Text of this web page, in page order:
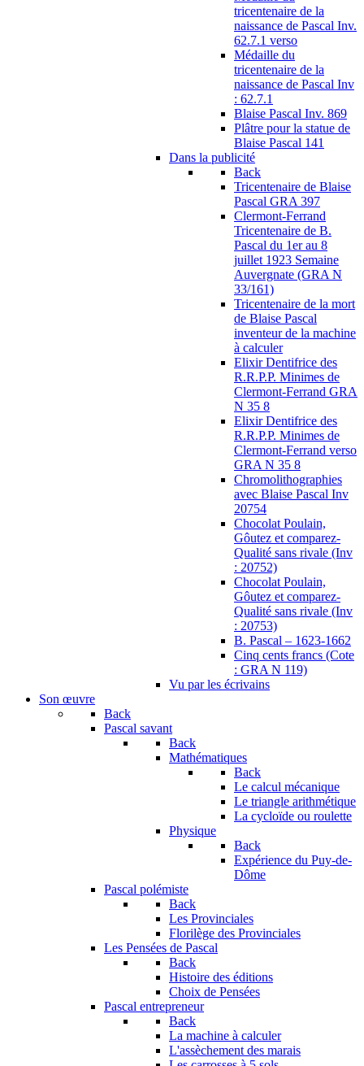
tricentenaire de la
naissance de Pascal Inv.
62.7.1 verso
Médaille du
tricentenaire de la
naissance de Pascal Inv
: 62.7.1
Blaise Pascal Inv. 869
Plâtre pour la statue de
Blaise Pascal 141
Dans la publicité
Back
Tricentenaire de Blaise
Pascal GRA 397
Clermont-Ferrand
Tricentenaire de B.
Pascal du 1er au 8
juillet 1923 Semaine
Auvergnate (GRA N
33/161)
Tricentenaire de la mort
de Blaise Pascal
inventeur de la machine
à calculer
Elixir Dentifrice des
R.R.P.P. Minimes de
Clermont-Ferrand GRA
N 35 8
Elixir Dentifrice des
R.R.P.P. Minimes de
Clermont-Ferrand verso
GRA N 35 8
Chromolithographies
avec Blaise Pascal Inv
20754
Chocolat Poulain,
Gôutez et comparez-
Qualité sans rivale (Inv
: 20752)
Chocolat Poulain,
Gôutez et comparez-
Qualité sans rivale (Inv
: 20753)
B. Pascal – 1623-1662
Cinq cents francs (Cote
: GRA N 119)
Vu par les écrivains
Son œuvre
Back
Pascal savant
Back
Mathématiques
Back
Le calcul mécanique
Le triangle arithmétique
La cycloïde ou roulette
Physique
Back
Expérience du Puy-de-
Dôme
Pascal polémiste
Back
Les Provinciales
Florilège des Provinciales
Les Pensées de Pascal
Back
Histoire des éditions
Choix de Pensées
Pascal entrepreneur
Back
La machine à calculer
L'assèchement des marais